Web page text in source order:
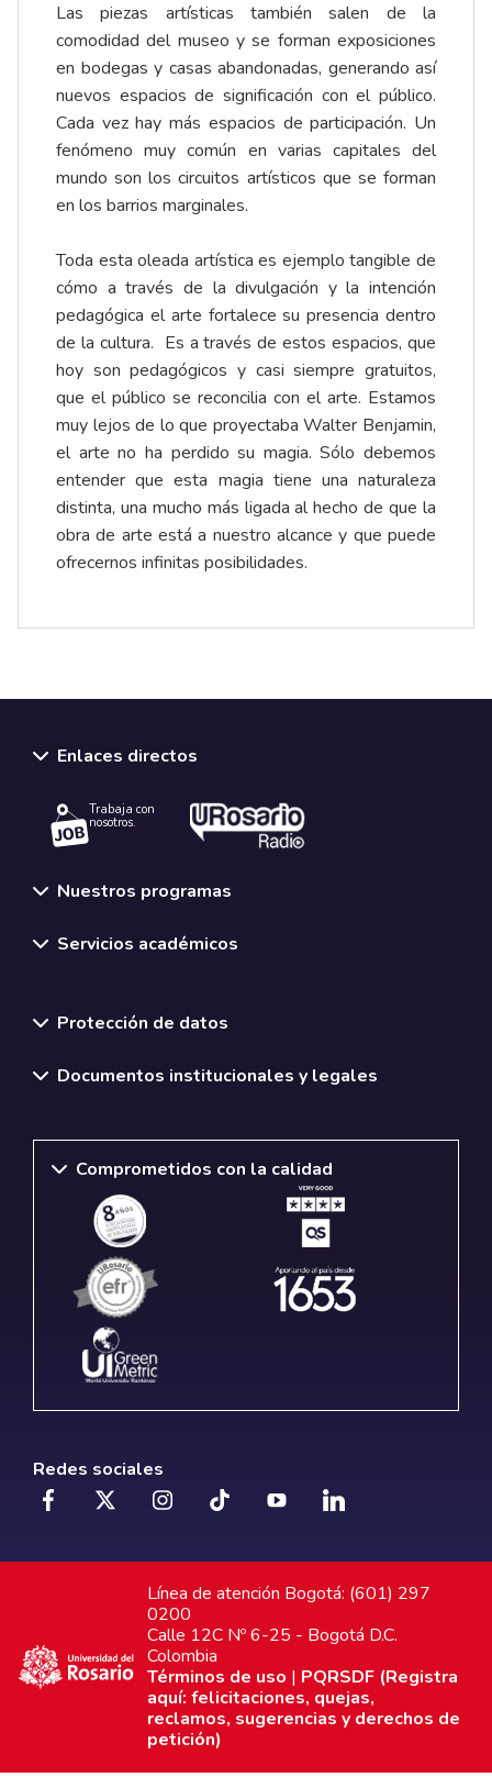
Las piezas artísticas también salen de la
comodidad del museo y se forman exposiciones
en bodegas y casas abandonadas, generando así
nuevos espacios de significación con el público.
Cada vez hay más espacios de participación. Un
fenómeno muy común en varias capitales del
mundo son los circuitos artísticos que se forman
en los barrios marginales.
Toda esta oleada artística es ejemplo tangible de
cómo a través de la divulgación y la intención
pedagógica el arte fortalece su presencia dentro
de la cultura. Es a través de estos espacios, que
hoy son pedagógicos y casi siempre gratuitos,
que el público se reconcilia con el arte. Estamos
muy lejos de lo que proyectaba Walter Benjamin,
el arte no ha perdido su magia. Sólo debemos
entender que esta magia tiene una naturaleza
distinta, una mucho más ligada al hecho de que la
obra de arte está a nuestro alcance y que puede
ofrecernos infinitas posibilidades.
Enlaces directos
Trabaja con
nosotros.
Nuestros programas
Servicios académicos
Protección de datos
Documentos institucionales y legales
Comprometidos con la calidad
Redes sociales
Línea de atención Bogotá: (601) 297
0200
Calle 12C Nº 6-25 - Bogotá D.C.
Colombia
Términos de uso | PQRSDF (Registra
aquí: felicitaciones, quejas,
reclamos, sugerencias y derechos de
petición)